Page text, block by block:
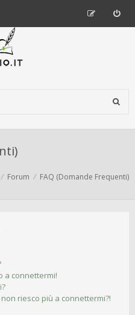
Forum FAQ (Domande Frequenti)
a connettermi!
riesco più a connettermi?!